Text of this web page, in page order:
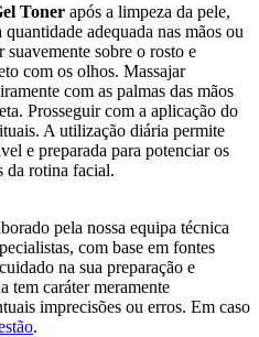
Toner após a limpeza da pele,
adequada nas mãos ou
sobre o rosto e
com os olhos. Massajar
com as palmas das mãos
Prosseguir com a aplicação do
A utilização diária permite
e preparada para potenciar os
da rotina facial.
pela nossa equipa técnica
com base em fontes
na sua preparação e
tem caráter meramente
imprecisões ou erros. Em caso
.